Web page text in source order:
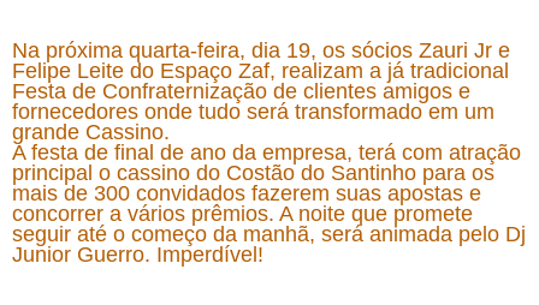
Na próxima quarta-feira, dia 19, os sócios Zauri Jr e
Felipe Leite do Espaço Zaf, realizam a já tradicional
Festa de Confraternização de clientes amigos e
fornecedores onde tudo será transformado em um
grande Cassino.
A festa de final de ano da empresa, terá com atração
principal o cassino do Costão do Santinho para os
mais de 300 convidados fazerem suas apostas e
concorrer a vários prêmios. A noite que promete
seguir até o começo da manhã, será animada pelo Dj
Junior Guerro. Imperdível!